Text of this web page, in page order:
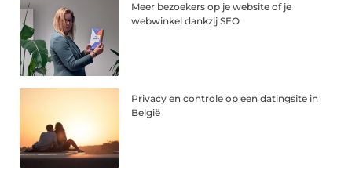
Meer bezoekers op je website of je
webwinkel dankzij SEO
Privacy en controle op een datingsite in
België